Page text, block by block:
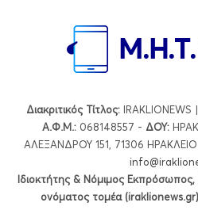
Διακριτικός Τίτλος: IRAKLIONEWS |
Α.Φ.Μ.: 068148557 - ΔΟΥ:
ΑΛΕΞΑΝΔΡΟΥ 151, 71306
Ιδιοκτήτης & Νόμιμος Εκπρόσωπος,
ονόματος τομέα